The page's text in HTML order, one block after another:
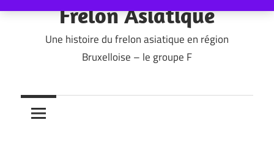
Frelon Asiatique
Une histoire du frelon asiatique en région
Bruxelloise – le groupe F